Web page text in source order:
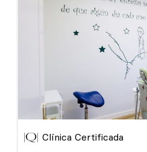
Clínica Certificada